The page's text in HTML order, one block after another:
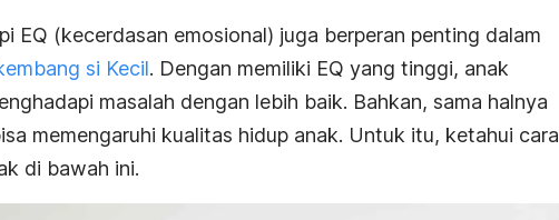
EQ (kecerdasan emosional) juga berperan penting dalam
si Kecil. Dengan memiliki EQ yang tinggi, anak
masalah dengan lebih baik. Bahkan, sama halnya
memengaruhi kualitas hidup anak. Untuk itu, ketahui cara
di bawah ini.